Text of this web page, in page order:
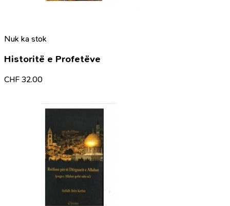
Nuk ka stok
Historitë e Profetëve
CHF 32.00